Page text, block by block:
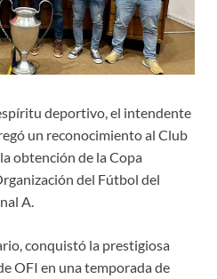
deportivo, el intendente
un reconocimiento al Club
obtención de la Copa
del Fútbol del
A.
conquistó la prestigiosa
OFI en una temporada de